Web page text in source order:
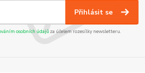
Přihlásit se
osobních údajůza účelem rozesílky newsletteru.